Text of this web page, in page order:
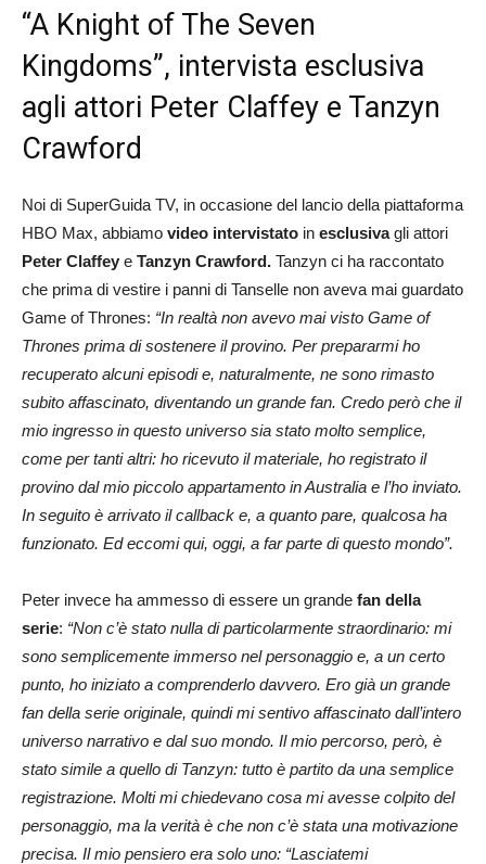
“A Knight of The Seven
Kingdoms”, intervista esclusiva
agli attori Peter Claffey e Tanzyn
Crawford
Noi di SuperGuida TV, in occasione del lancio della piattaforma
HBO Max, abbiamo video intervistato in esclusivagli attori
Peter Claffey e Tanzyn Crawford. Tanzyn ci ha raccontato
che prima di vestire i panni di Tanselle non aveva mai guardato
Game of Thrones: “In realtà non avevo mai visto Game of
Thrones prima di sostenere il provino. Per prepararmi ho
recuperato alcuni episodi e, naturalmente, ne sono rimasto
subito affascinato, diventando un grande fan. Credo però che il
mio ingresso in questo universo sia stato molto semplice,
come per tanti altri: ho ricevuto il materiale, ho registrato il
provino dal mio piccolo appartamento in Australia e l’ho inviato.
In seguito è arrivato il callback e, a quanto pare, qualcosa ha
funzionato. Ed eccomi qui, oggi, a far parte di questo mondo”.
Peter invece ha ammesso di essere un grande fan della
serie: “Non c’è stato nulla di particolarmente straordinario: mi
sono semplicemente immerso nel personaggio e, a un certo
punto, ho iniziato a comprenderlo davvero. Ero già un grande
fan della serie originale, quindi mi sentivo affascinato dall’intero
universo narrativo e dal suo mondo. Il mio percorso, però, è
stato simile a quello di Tanzyn: tutto è partito da una semplice
registrazione. Molti mi chiedevano cosa mi avesse colpito del
personaggio, ma la verità è che non c’è stata una motivazione
precisa. Il mio pensiero era solo uno: “Lasciatemi